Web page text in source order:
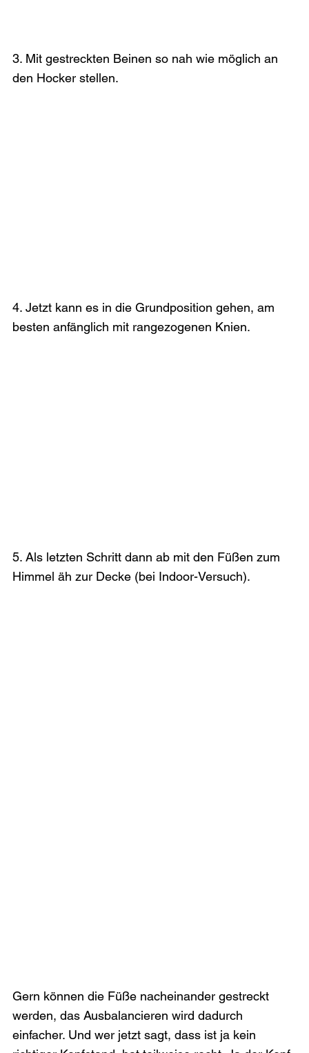
3. Mit gestreckten Beinen so nah wie möglich an
den Hocker stellen.
4. Jetzt kann es in die Grundposition gehen, am
besten anfänglich mit rangezogenen Knien.
5. Als letzten Schritt dann ab mit den Füßen zum
Himmel äh zur Decke (bei Indoor-Versuch).
Gern können die Füße nacheinander gestreckt
werden, das Ausbalancieren wird dadurch
einfacher. Und wer jetzt sagt, dass ist ja kein